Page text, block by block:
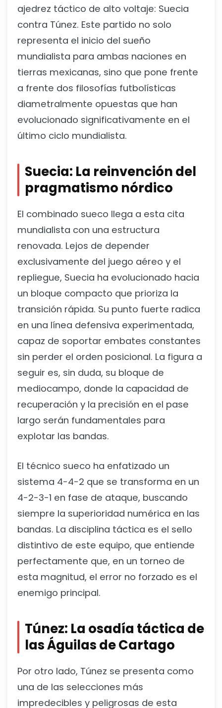
ajedrez táctico de alto voltaje: Suecia
contra Túnez. Este partido no solo
representa el inicio del sueño
mundialista para ambas naciones en
tierras mexicanas, sino que pone frente
a frente dos filosofías futbolísticas
diametralmente opuestas que han
evolucionado significativamente en el
último ciclo mundialista.
Suecia: La reinvención del
pragmatismo nórdico
El combinado sueco llega a esta cita
mundialista con una estructura
renovada. Lejos de depender
exclusivamente del juego aéreo y el
repliegue, Suecia ha evolucionado hacia
un bloque compacto que prioriza la
transición rápida. Su punto fuerte radica
en una línea defensiva experimentada,
capaz de soportar embates constantes
sin perder el orden posicional. La figura a
seguir es, sin duda, su bloque de
mediocampo, donde la capacidad de
recuperación y la precisión en el pase
largo serán fundamentales para
explotar las bandas.
El técnico sueco ha enfatizado un
sistema 4-4-2 que se transforma en un
4-2-3-1 en fase de ataque, buscando
siempre la superioridad numérica en las
bandas. La disciplina táctica es el sello
distintivo de este equipo, que entiende
perfectamente que, en un torneo de
esta magnitud, el error no forzado es el
enemigo principal.
Túnez: La osadía táctica de
las Águilas de Cartago
Por otro lado, Túnez se presenta como
una de las selecciones más
impredecibles y peligrosas de esta